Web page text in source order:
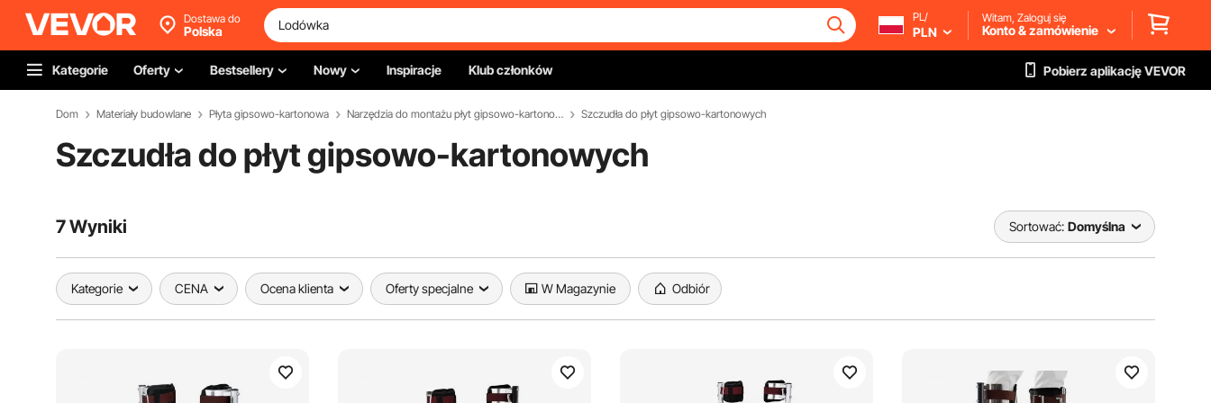
Dostawa do
Polska
PL/
PLN
Witam, Zaloguj się
Konto & zamówienie
Kategorie Oferty Bestsellery Nowy Inspiracje Klub członków Pobierz aplikację VEVOR
Dom Materiały budowlane Płyta gipsowo-kartonowa Narzędzia do montażu płyt gipsowo-kartonowych Szczudła do płyt gipsowo-kartonowych
Szczudła do płyt gipsowo-kartonowych
7 Wyniki Sortować: Domyślna
Kategorie CENA Ocena klienta Oferty specjalne W Magazynie Odbiór